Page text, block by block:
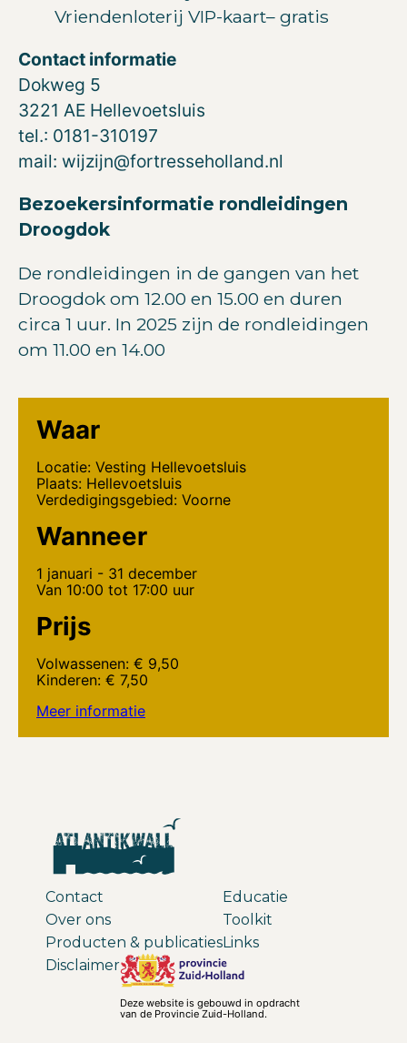
Vriendenloterij VIP-kaart– gratis
Contact informatie
Dokweg 5
3221 AE Hellevoetsluis
tel.: 0181-310197
mail: wijzijn@fortresseholland.nl
Bezoekersinformatie rondleidingen
Droogdok
De rondleidingen in de gangen van het
Droogdok om 12.00 en 15.00 en duren
circa 1 uur. In 2025 zijn de rondleidingen
om 11.00 en 14.00
Waar
Locatie: Vesting Hellevoetsluis
Plaats: Hellevoetsluis
Verdedigingsgebied: Voorne
Wanneer
1 januari - 31 december
Van 10:00 tot 17:00 uur
Prijs
Volwassenen: € 9,50
Kinderen: € 7,50
Meer informatie
Contact
Over ons
Producten & publicaties
Educatie
Toolkit
Links
Disclaimer
Deze website is gebouwd in opdracht
van de Provincie Zuid-Holland.